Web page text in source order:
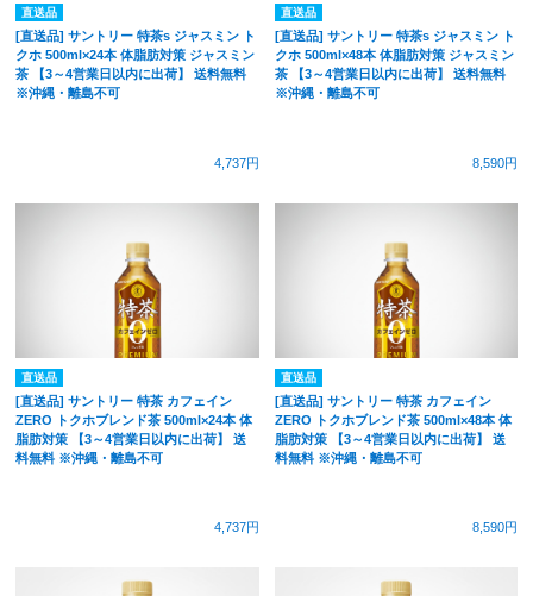
直送品
[直送品] サントリー 特茶s ジャスミン ト
クホ 500ml×24本 体脂肪対策 ジャスミン
茶 【3～4営業日以内に出荷】 送料無料
※沖縄・離島不可
4,737円
直送品
[直送品] サントリー 特茶s ジャスミン ト
クホ 500ml×48本 体脂肪対策 ジャスミン
茶 【3～4営業日以内に出荷】 送料無料
※沖縄・離島不可
8,590円
直送品
[直送品] サントリー 特茶 カフェイン
ZERO トクホブレンド茶 500ml×24本 体
脂肪対策 【3～4営業日以内に出荷】 送
料無料 ※沖縄・離島不可
4,737円
直送品
[直送品] サントリー 特茶 カフェイン
ZERO トクホブレンド茶 500ml×48本 体
脂肪対策 【3～4営業日以内に出荷】 送
料無料 ※沖縄・離島不可
8,590円